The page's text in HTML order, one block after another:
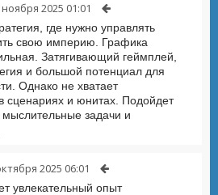
2025 01:01
где нужно управлять
свою империю. Графика
Затягивающий геймплей,
и большой потенциал для
Однако не хватает
сценариях и юнитах. Подойдет
задачи и
2025 06:01
увлекательный опыт